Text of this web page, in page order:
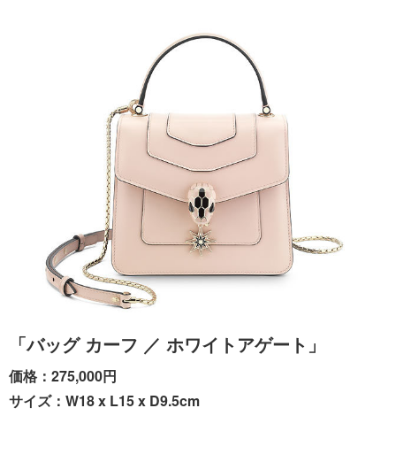
「バッグ カーフ ／ ホワイトアゲート」
価格：275,000円
サイズ：W18 x L15 x D9.5cm